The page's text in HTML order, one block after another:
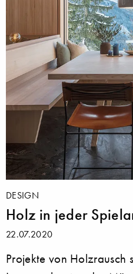
DESIGN
Holz in jeder
22.07.2020
Projekte von Holzrausch